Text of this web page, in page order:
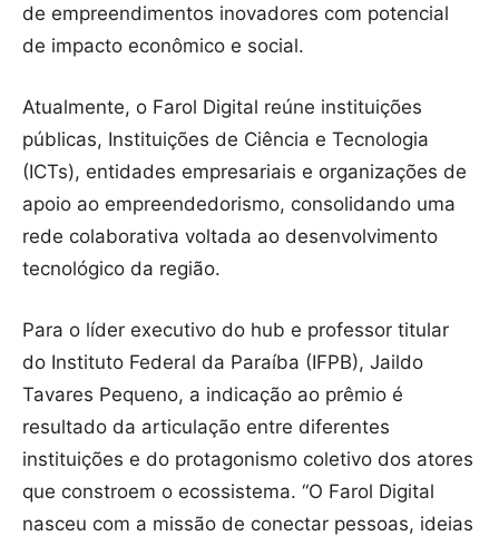
de empreendimentos inovadores com potencial
de impacto econômico e social.
Atualmente, o Farol Digital reúne instituições
públicas, Instituições de Ciência e Tecnologia
(ICTs), entidades empresariais e organizações de
apoio ao empreendedorismo, consolidando uma
rede colaborativa voltada ao desenvolvimento
tecnológico da região.
Para o líder executivo do hub e professor titular
do Instituto Federal da Paraíba (IFPB), Jaildo
Tavares Pequeno, a indicação ao prêmio é
resultado da articulação entre diferentes
instituições e do protagonismo coletivo dos atores
que constroem o ecossistema. “O Farol Digital
nasceu com a missão de conectar pessoas, ideias